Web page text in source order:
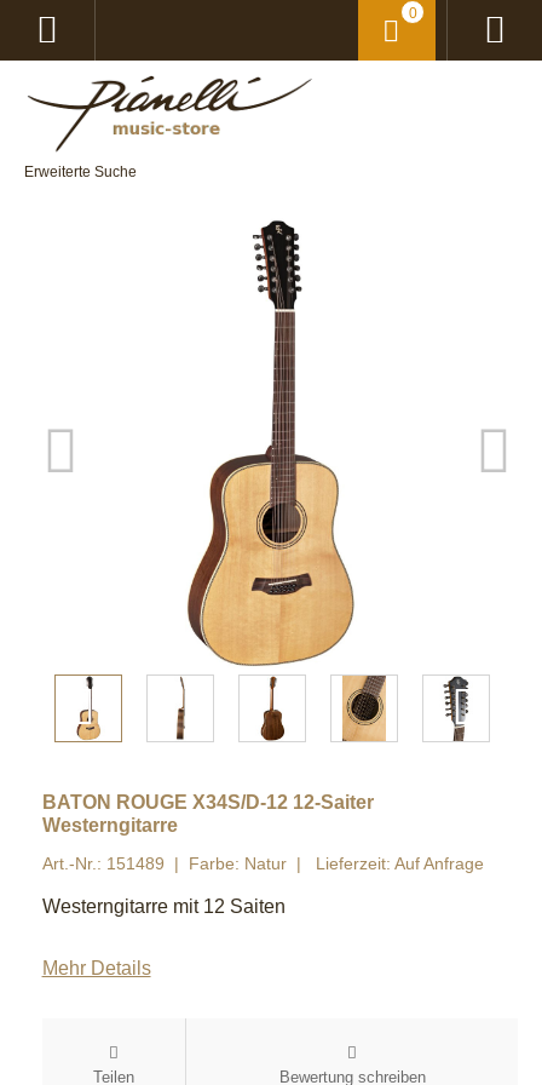
Erweiterte Suche
0
BATON ROUGE X34S/D-12 12-Saiter
Westerngitarre
Art.-Nr.: 151489 Farbe: Natur Lieferzeit: Auf Anfrage
Westerngitarre mit 12 Saiten
Mehr Details
Teilen Bewertung schreiben